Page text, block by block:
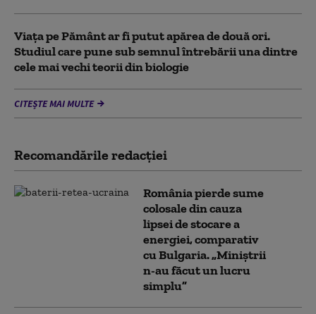
Viața pe Pământ ar fi putut apărea de două ori.
Studiul care pune sub semnul întrebării una dintre
cele mai vechi teorii din biologie
CITEȘTE MAI MULTE
Recomandările redacţiei
România pierde sume
colosale din cauza
lipsei de stocare a
energiei, comparativ
cu Bulgaria. „Miniștrii
n-au făcut un lucru
simplu”